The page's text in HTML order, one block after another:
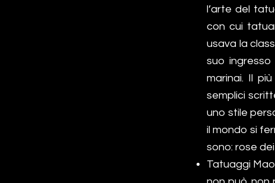
l’arte del
con cui
usava la
suo
marinai. Il
semplici
uno stile
il mondo si
sono: rose
Tatuaggi